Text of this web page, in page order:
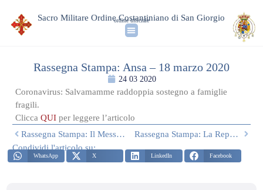
Sacro Militare Ordine Costantiniano di San Giorgio
ordine ufficiale
Rassegna Stampa: Ansa – 18 marzo 2020
24 03 2020
Coronavirus: Salvamamme raddoppia sostegno a famiglie
fragili.
Clicca QUIper leggere l’articolo
Rassegna Stampa: Il Messaggero: 19 Marzo 2020
Rassegna Stampa: La Repubblica – 18 Marzo 2020
Condividi l'articolo su:
WhatsApp X LinkedIn Facebook